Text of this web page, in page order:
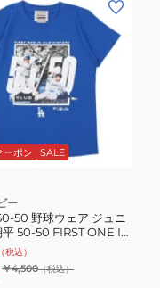
ーポン SALE
ー
50 野球ウェア ジュニ
平 50-50 FIRST ONE IN
Tシャツ ML01-
BLU-JR
（税込）
￥4,500（税込）